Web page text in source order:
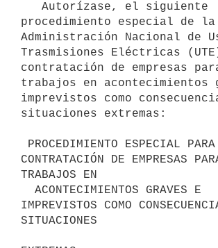
procedimiento especial de la
Administración Nacional de
Trasmisiones Eléctricas
contratación de empresas
trabajos en acontecimientos
imprevistos como
situaciones extremas:
CONTRATACIÓN DE EMPRESAS
TRABAJOS EN
IMPREVISTOS COMO
SITUACIONES